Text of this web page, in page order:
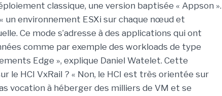
classique, une version baptisée « Appson ».
un environnement ESXi sur chaque nœud et
Ce mode s’adresse à des applications qui ont
comme par exemple des workloads de type
Edge », explique Daniel Watelet. Cette
le HCI VxRail ? « Non, le HCI est très orientée sur
vocation à héberger des milliers de VM et se